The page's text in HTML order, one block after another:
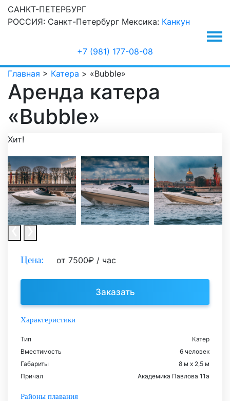
САНКТ-ПЕТЕРБУРГ
РОССИЯ: Санкт-Петербург Мексика: Канкун
+7 (981) 177-08-08
Главная > Катера > «Bubble»
Аренда катера
«Bubble»
Хит!
Цена: от 7500₽ / час
Заказать
Характеристики
Тип
Катер
Вместимость
6 человек
Габариты
8 м х 2,5 м
Причал
Академика Павлова 11а
Районы плавания